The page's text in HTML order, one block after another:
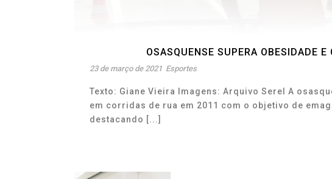
OSASQUENSE SUPERA OBESIDADE
23 de março de 2021 Esportes
Texto: Giane Vieira Imagens: Arquivo Serel A
em corridas de rua em 2011 com o objetivo de
destacando [...]